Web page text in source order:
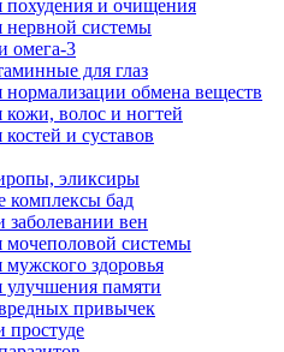
похудения и очищения
нервной системы
омега-3
для глаз
нормализации обмена веществ
кожи, волос и ногтей
и суставов
эликсиры
комплексы бад
заболевании вен
мочеполовой системы
мужского здоровья
улучшения памяти
привычек
простуде